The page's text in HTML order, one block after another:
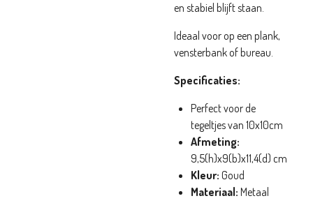
en stabiel blijft staan.
Ideaal voor op een plank,
vensterbank of bureau.
Specificaties:
Perfect voor de
tegeltjes van 10x10cm
Afmeting:
9,5(h)x9(b)x11,4(d) cm
Kleur: Goud
Materiaal: Metaal